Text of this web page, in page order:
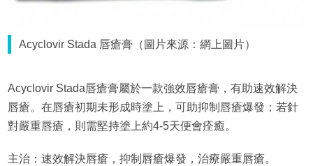
Acyclovir Stada 唇瘡膏（圖片來源：網上圖片）
Acyclovir Stada唇瘡膏屬於一款強效唇瘡膏，有助速效解決
唇瘡。在唇瘡初期未形成時塗上，可助抑制唇瘡爆發；若針
對嚴重唇瘡，則需堅持塗上約4-5天便會痊癒。
主治：速效解決唇瘡，抑制唇瘡爆發，治療嚴重唇瘡。